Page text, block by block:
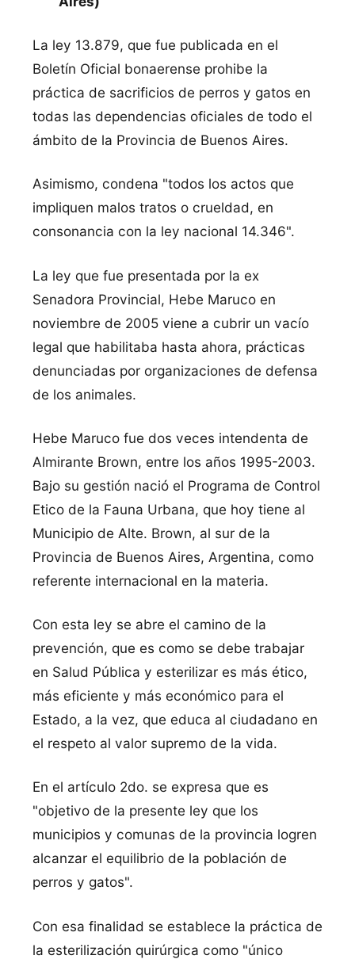
La ley 13.879, que fue publicada en el
Boletín Oficial bonaerense prohibe la
práctica de sacrificios de perros y gatos en
todas las dependencias oficiales de todo el
ámbito de la Provincia de Buenos Aires.
Asimismo, condena "todos los actos que
impliquen malos tratos o crueldad, en
consonancia con la ley nacional 14.346".
La ley que fue presentada por la ex
Senadora Provincial, Hebe Maruco en
noviembre de 2005 viene a cubrir un vacío
legal que habilitaba hasta ahora, prácticas
denunciadas por organizaciones de defensa
de los animales.
Hebe Maruco fue dos veces intendenta de
Almirante Brown, entre los años 1995-2003.
Bajo su gestión nació el Programa de Control
Etico de la Fauna Urbana, que hoy tiene al
Municipio de Alte. Brown, al sur de la
Provincia de Buenos Aires, Argentina, como
referente internacional en la materia.
Con esta ley se abre el camino de la
prevención, que es como se debe trabajar
en Salud Pública y esterilizar es más ético,
más eficiente y más económico para el
Estado, a la vez, que educa al ciudadano en
el respeto al valor supremo de la vida.
En el artículo 2do. se expresa que es
"objetivo de la presente ley que los
municipios y comunas de la provincia logren
alcanzar el equilibrio de la población de
perros y gatos".
Con esa finalidad se establece la práctica de
la esterilización quirúrgica como "único